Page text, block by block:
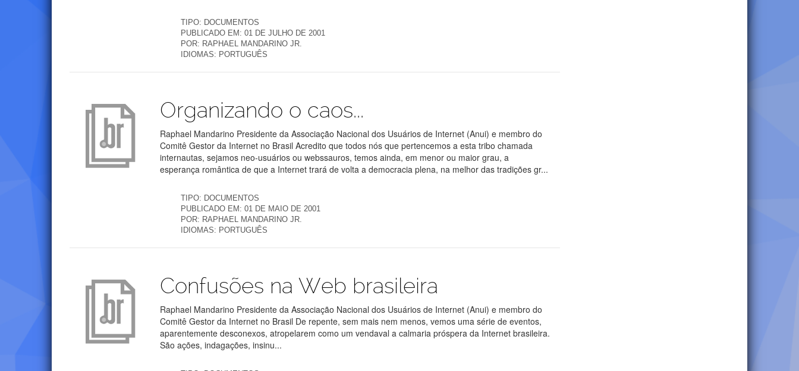
TIPO: DOCUMENTOS
PUBLICADO EM: 01 DE JULHO DE 2001
POR: RAPHAEL MANDARINO JR.
IDIOMAS: PORTUGUÊS
PublicaçõesOrganizando o caos...
Raphael Mandarino Presidente da Associação Nacional dos Usuários de Internet (Anui) e membro do
Comitê Gestor da Internet no Brasil Acredito que todos nós que pertencemos a esta tribo chamada
internautas, sejamos neo-usuários ou webssauros, temos ainda, em menor ou maior grau, a
esperança romântica de que a Internet trará de volta a democracia plena, na melhor das tradições gr...
TIPO: DOCUMENTOS
PUBLICADO EM: 01 DE MAIO DE 2001
POR: RAPHAEL MANDARINO JR.
IDIOMAS: PORTUGUÊS
PublicaçõesConfusões na Web brasileira
Raphael Mandarino Presidente da Associação Nacional dos Usuários de Internet (Anui) e membro do
Comitê Gestor da Internet no Brasil De repente, sem mais nem menos, vemos uma série de eventos,
aparentemente desconexos, atropelarem como um vendaval a calmaria próspera da Internet brasileira.
São ações, indagações, insinu...